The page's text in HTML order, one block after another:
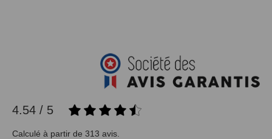
4.54 / 5
Calculé à partir de 313 avis.